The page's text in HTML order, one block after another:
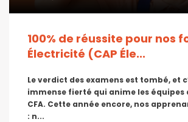
100% de réussite pour nos
Électricité (CAP Éle...
Le verdict des examens est tombé, et
immense fierté qui anime les équipes
CFA. Cette année encore, nos
: n...